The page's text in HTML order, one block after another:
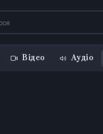
Відео Аудіо